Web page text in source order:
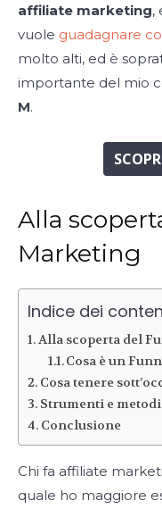
affiliate marketing,
vuole guadagnare
molto alti, ed è
importante del mio
M.
Alla
Marketing
Indice dei
Alla scoperta del
Cosa è un
Cosa tenere
Strumenti e
Conclusione
Chi fa affiliate
quale ho maggiore